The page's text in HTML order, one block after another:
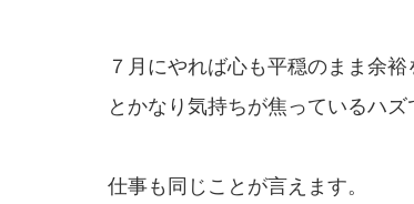
７月にやれば心も平穏のまま余
とかなり気持ちが焦っているハズ
仕事も同じことが言えます。